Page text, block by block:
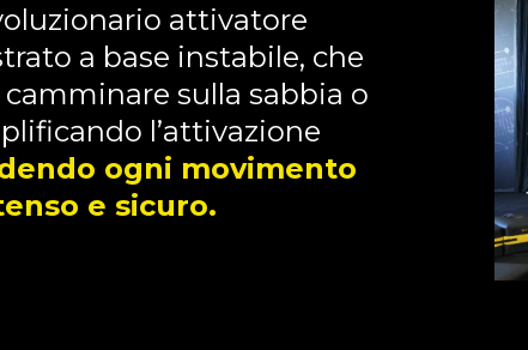
attivatore
a base instabile, che
sulla sabbia o
l’attivazione
ogni movimento
e sicuro.